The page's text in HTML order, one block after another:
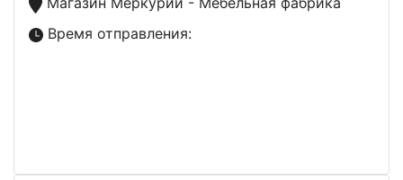
Время отправления: